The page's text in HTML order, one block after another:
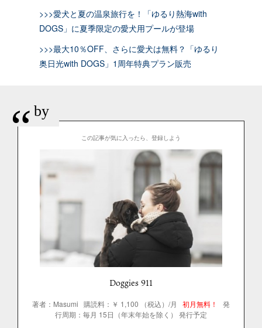
>>>愛犬と夏の温泉旅行を！「ゆるり熱海with
DOGS」に夏季限定の愛犬用プールが登場
>>>最大10％OFF、さらに愛犬は無料？「ゆるり
奥日光with DOGS」1周年特典プラン販売
“ by
この記事が気に入ったら、登録しよう
Doggies 911
著者：Masumi 購読料：￥ 1,100 （税込）/月 初月無料！
発
行周期：毎月 15日（年末年始を除く） 発行予定